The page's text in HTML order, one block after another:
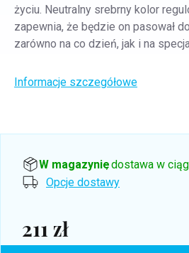
życiu. Neutralny srebrny kolor
zapewnia, że będzie on pasował
zarówno na co dzień, jak i na
Informacje szczegółowe
W magazynie, dostawa w
Opcje dostawy
211 zł
Cena